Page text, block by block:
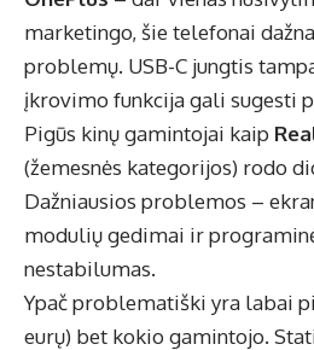
marketingo, šie telefonai
problemų. USB-C jungtis
įkrovimo funkcija gali sugesti
Pigūs kinų gamintojai kaip
(žemesnės kategorijos) rodo
Dažniausios problemos –
modulių gedimai ir
nestabilumas.
Ypač problematiški yra labai
eurų) bet kokio gamintojo.